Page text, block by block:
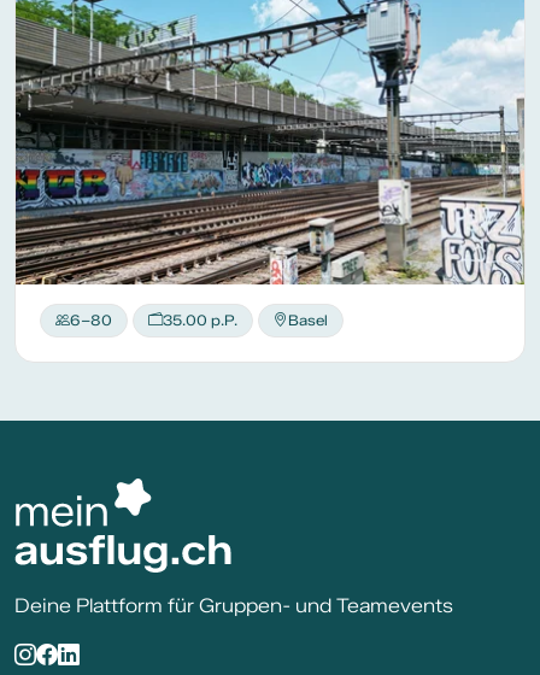
6–80 35.00 p.P. Basel
Deine Plattform für Gruppen- und Teamevents